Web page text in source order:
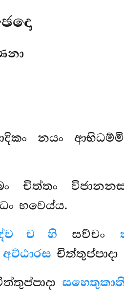
නයං
චිත්තං
භවෙය්ය.
ච හි සච්චං
අට්ඨාරස